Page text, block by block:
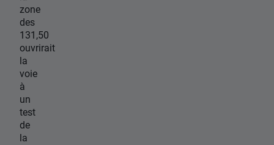
zone
des
131,50
ouvrirait
la
voie
à
un
test
de
la